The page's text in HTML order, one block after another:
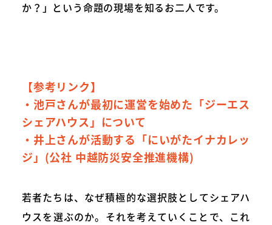
か？」という命題の現場を知るお二人です。
【参考リンク】
・池戸さんが最初に運営を始めた 「ジーエス
シェアハウス」 について
・井上さんが活動する 「にいがたイナカレッ
ジ」(公社 中越防災安全推進機構)
若者たちは、なぜ積極的な選択肢としてシェアハ
ウスを選ぶのか。それを考えていくことで、これ